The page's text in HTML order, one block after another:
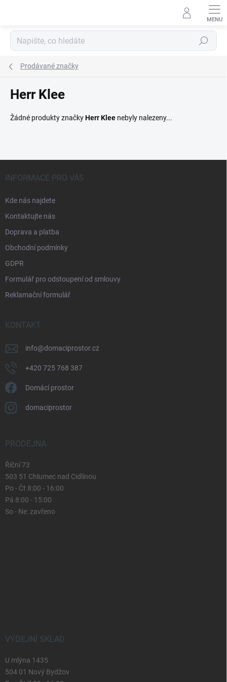
Hledat
Prodávané značky
Herr Klee
Žádné produkty značkyHerr Klee nebyly nalezeny...
INFORMACE PRO VÁS
Kde nás najdete
Kontaktujte nás
Doprava a platba
Obchodní podmínky
GDPR
Formulář pro odstoupení od smlouvy
Reklamační formulář
KONTAKT
info@domaciprostor.cz
+420 725 768 387
Domácí prostor
domaciprostor
PRODEJNA
Říční 73
503 51 Chlumec nad Cidlinou
Po - Čt 8:00 - 16:00
Pá 8:00 - 15:00
So - Ne: zavřeno
VÝDEJNÍ SKLAD
U mlýna 1435
504 01 Nový Bydžov